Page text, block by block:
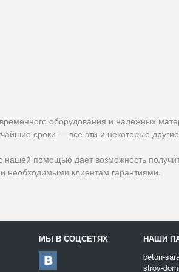
оборудования и надежных
сроки — все эти и некоторые
нашей помощью дает возможность
необходимыми клиентам гарантиями.
МЫ В СОЦСЕТЯХ
НАШИ
beton-
stroy-